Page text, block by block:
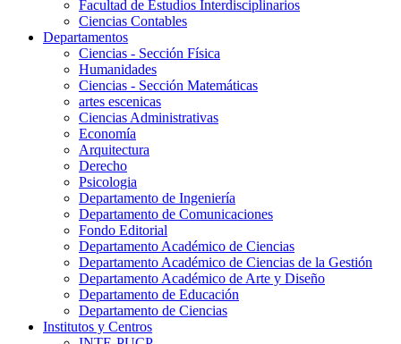
Facultad de Estudios Interdisciplinarios
Ciencias Contables
Departamentos
Ciencias - Sección Física
Humanidades
Ciencias - Sección Matemáticas
artes escenicas
Ciencias Administrativas
Economía
Arquitectura
Derecho
Psicologia
Departamento de Ingeniería
Departamento de Comunicaciones
Fondo Editorial
Departamento Académico de Ciencias
Departamento Académico de Ciencias de la Gestión
Departamento Académico de Arte y Diseño
Departamento de Educación
Departamento de Ciencias
Institutos y Centros